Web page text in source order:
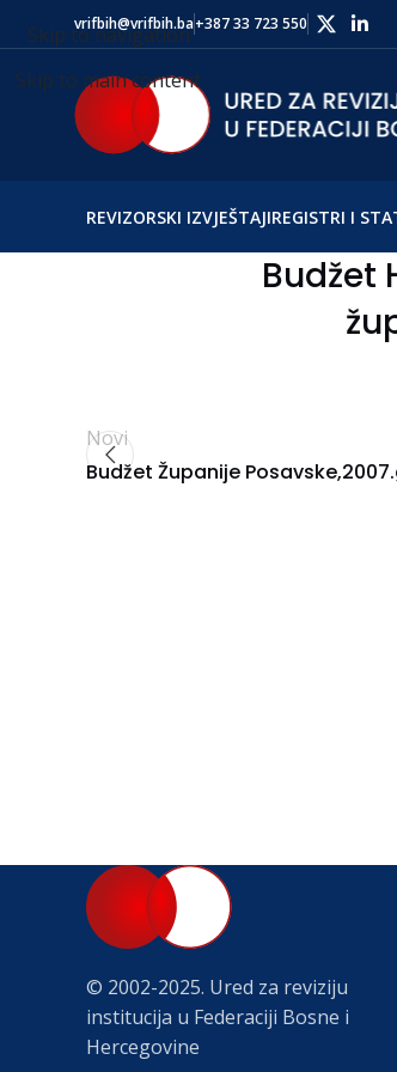
Skip to navigation
Skip to main content
vrifbih@vrifbih.ba+387 33 723 550
REVIZORSKI IZVJEŠTAJIREGISTRI I
Budžet
Novi
Budžet Županije
© 2002-2025. Ured za reviziju
institucija u Federaciji Bosne i
Hercegovine